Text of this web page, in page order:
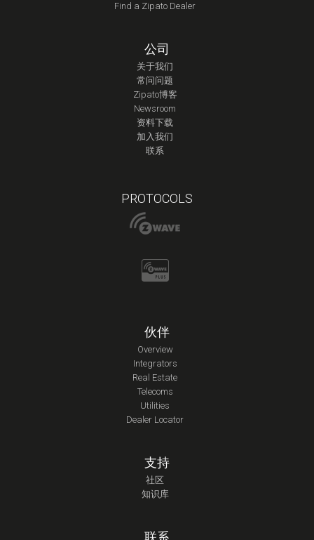
Find a Zipato Dealer
公司
关于我们
常问问题
Zipato博客
Newsroom
资料下载
加入我们
联系
PROTOCOLS
伙伴
Overview
Integrators
Real Estate
Telecoms
Utilities
Dealer Locator
支持
社区
知识库
联系